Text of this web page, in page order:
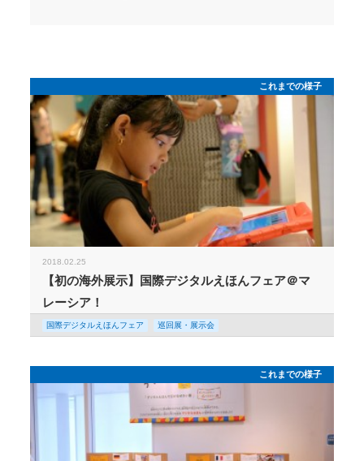
これまでの様子
2018.02.25
【初の海外展示】国際デジタルえほんフェア＠マ
レーシア！
国際デジタルえほんフェア 巡回展・展示会
これまでの様子